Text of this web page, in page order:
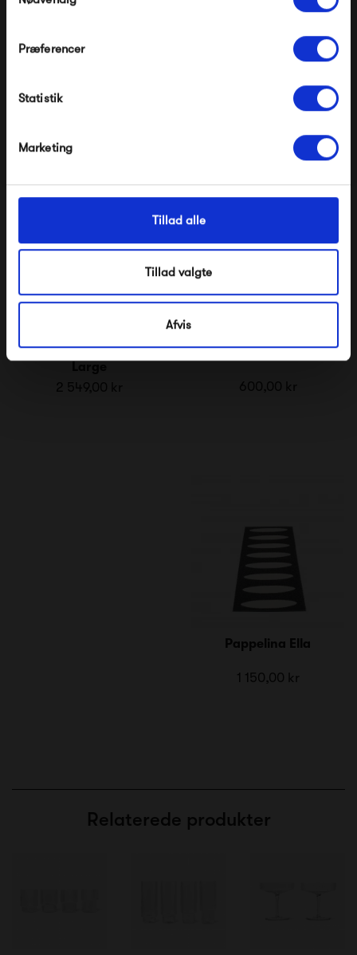
Præferencer
Statistik
Marketing
Tillad alle
Tillad valgte
Afvis
425,00 kr
File Under Pop Paint
425,00 kr
Ferm Living Pond Mirror
STOFF Nagel Bowl
Pappelina Ella
1 150,00 kr
Relaterede produkter
*Ved at tilmelde dig accepterer du at modtage e-